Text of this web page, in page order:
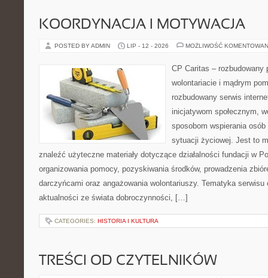
KOORDYNACJA I MOTYWACJA
POSTED BY ADMIN LIP - 12 - 2026 MOŻLIWOŚĆ
CP Caritas – rozbudowany
wolontariacie i mądrym
rozbudowany serwis
inicjatywom społecznym,
sposobom wspierania
sytuacji życiowej. Jest to
znaleźć użyteczne materiały dotyczące działalności fundacji w
organizowania pomocy, pozyskiwania środków, prowadzenia
darczyńcami oraz angażowania wolontariuszy. Tematyka
aktualności ze świata dobroczynności, […]
CATEGORIES: HISTORIA I KULTURA
TREŚCI OD CZYTELNIKÓW